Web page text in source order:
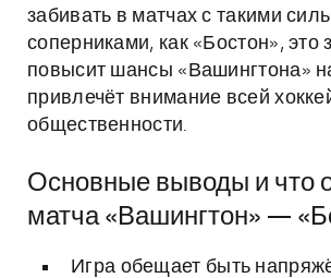
забивать в матчах с такими
соперниками, как «Бостон», это
повысит шансы «Вашингтона»
привлечёт внимание всей
общественности.
Основные выводы и что
матча «Вашингтон» —
Игра обещает быть